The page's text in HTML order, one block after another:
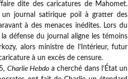
dite des caricatures de Mahomet.
journal satirique poil à gratter des
à des menaces inédites. Lors du
défense du journal aligne les témoins
alors ministre de l’Intérieur, futur
à un excès de censure.
Charlie Hebdoa cherché dans l’État un